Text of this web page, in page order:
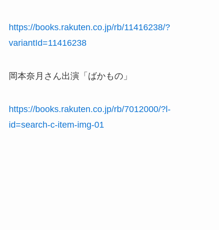
https://books.rakuten.co.jp/rb/11416238/?
variantId=11416238
岡本奈月さん出演「ばかもの」
https://books.rakuten.co.jp/rb/7012000/?l-
id=search-c-item-img-01